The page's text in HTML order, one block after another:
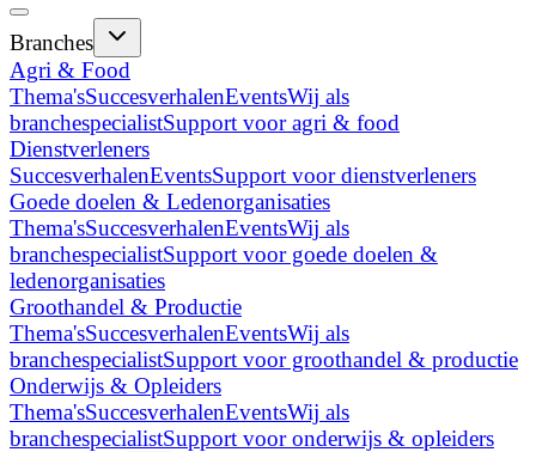
Branches
Agri & Food
Thema'sSuccesverhalenEventsWij als
branchespecialistSupport voor agri & food
Dienstverleners
SuccesverhalenEventsSupport voor dienstverleners
Goede doelen & Ledenorganisaties
Thema'sSuccesverhalenEventsWij als
branchespecialistSupport voor goede doelen &
ledenorganisaties
Groothandel & Productie
Thema'sSuccesverhalenEventsWij als
branchespecialistSupport voor groothandel & productie
Onderwijs & Opleiders
Thema'sSuccesverhalenEventsWij als
branchespecialistSupport voor onderwijs & opleiders